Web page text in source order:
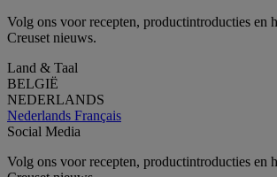
Volg ons voor recepten, productintroducties en
Creuset nieuws.
Land & Taal
BELGIË
NEDERLANDS
Nederlands Français
Social Media
Volg ons voor recepten, productintroducties en